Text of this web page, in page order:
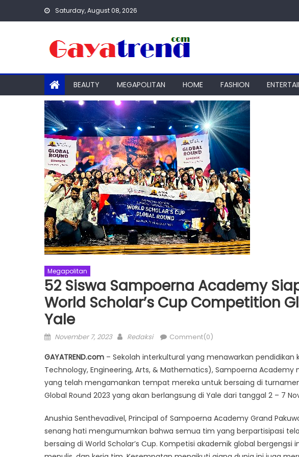
Saturday, August 08, 2026
BEAUTY MEGAPOLITAN HOME FASHION
Megapolitan
52 Siswa Sampoerna Academy
World Scholar’s Cup Competition
Yale
Posted
November 7, 2023 Author
Redaksi Comment(0)
GAYATREND.com – Sekolah interkultural yang menawarkan pendidikan
Technology, Engineering, Arts, & Mathematics), Sampoerna
yang telah mengamankan tempat mereka untuk bersaing di
Global Round 2023 yang akan berlangsung di Yale dari tanggal 2 – 7
Anushia Senthevadivel, Principal of Sampoerna Academy Grand
senang hati mengumumkan bahwa semua tim yang berpartisipasi
bersaing di World Scholar’s Cup. Kompetisi akademik global